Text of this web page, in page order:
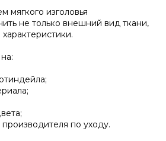
мягкого изголовья
не только внешний вид ткани,
по уходу.